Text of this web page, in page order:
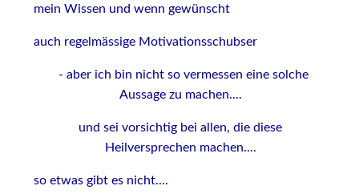
mein Wissen und wenn gewünscht
auch regelmässige Motivationsschubser
- aber ich bin nicht so vermessen eine solche
Aussage zu machen....
und sei vorsichtig bei allen, die diese
Heilversprechen machen....
so etwas gibt es nicht....